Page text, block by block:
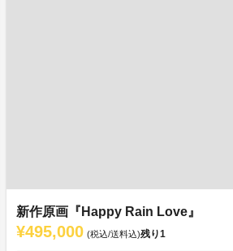
新作原画『Happy Rain Love』
¥495,000 (税込/送料込)残り1